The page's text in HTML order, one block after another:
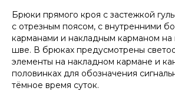
Брюки прямого кроя с застежкой
с отрезным поясом, с внутренними
карманами и накладным карманом
шве. В брюках предусмотрены
элементы на накладном кармане и
половинках для обозначения
тёмное время суток.